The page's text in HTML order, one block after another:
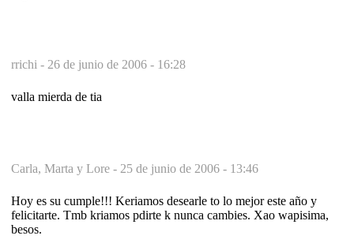
rrichi - 26 de junio de 2006 - 16:28
valla mierda de tia
Carla, Marta y Lore - 25 de junio de 2006 - 13:46
Hoy es su cumple!!! Keriamos desearle to lo mejor este año y
felicitarte. Tmb kriamos pdirte k nunca cambies. Xao wapisima,
besos.